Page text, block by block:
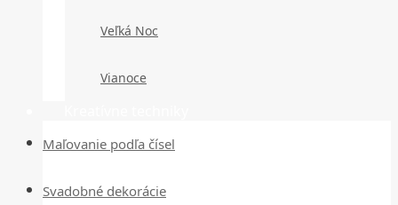
Veľká Noc
Vianoce
Maľovanie podľa čísel
Svadobné dekorácie